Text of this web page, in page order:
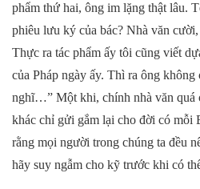
phẩm thứ hai, ông im lặng thật lâu.
phiêu lưu ký của bác? Nhà văn
Thực ra tác phẩm ấy tôi cũng viết
của Pháp ngày ấy. Thì ra ông
nghĩ…” Một khi, chính nhà văn quá
khác chỉ gửi gắm lại cho đời có mỗi
rằng mọi người trong chúng ta đều
hãy suy ngẫm cho kỹ trước khi có